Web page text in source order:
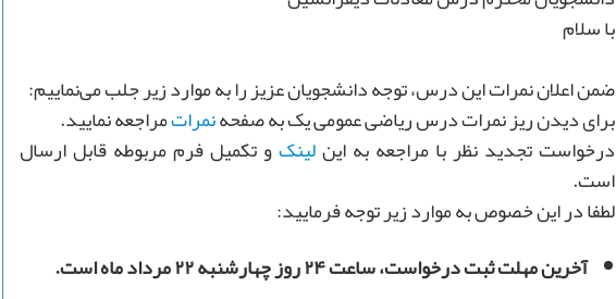
با سلام
ضمن اعلان نمرات این درس، توجه دانشجویان عزیز را به موارد زیر جلب می‌نماییم:
برای دیدن ریز نمرات درس ریاضی عمومی یک به صفحهنمراتمراجعه نمایید.
درخواست تجديد نظر با مراجعه به اینلینکو تکمیل فرم مربوطه قابل ارسال
است.
لطفا در این خصوص به موارد زیر توجه فرمایید:
آخرین مهلت ثبت درخواست، ساعت ۲۴ روز چهارشنبه ۲۲ مرداد ماه است.